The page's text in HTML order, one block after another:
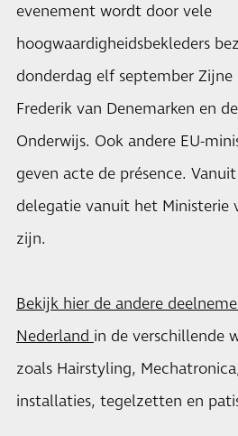
evenement wordt door vele
hoogwaardigheidsbekleders
donderdag elf september
Frederik van Denemarken en
Onderwijs. Ook andere EU-
geven acte de présence.
delegatie vanuit het Ministerie
zijn.
Bekijk hier de andere
Nederlandin de verschillende
zoals Hairstyling,
installaties, tegelzetten en